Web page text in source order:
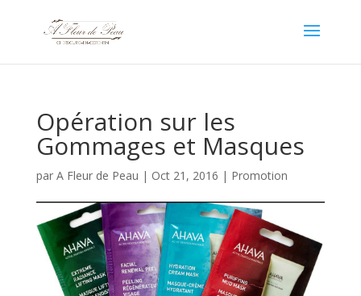
Opération sur les
Gommages et Masques
par A Fleur de Peau | Oct 21, 2016 | Promotion